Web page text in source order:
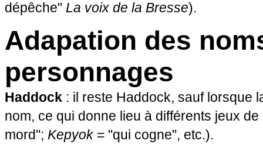
dépêche" La voix de la Bresse).
Adapation des
personnages
Haddock : il reste Haddock, sauf lorsque
nom, ce qui donne lieu à différents jeux de
mord"; Kepyok= "qui cogne", etc.).